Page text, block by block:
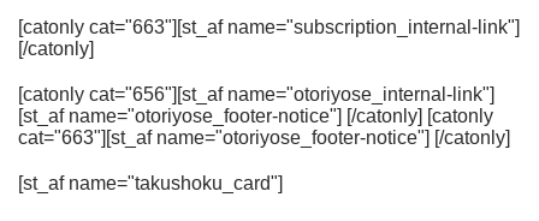
たが、最近では人気レス
トランのシェフが監修し
たメニューや、ダイエッ
トや健康管理など向けに
作られたメニューがある
など、バリエーションは
のは難しくても、冷凍弁
ためのストックとしても
活用できますので、自分
の体調に合わせた使い方
企業である俺の株式会社
が運営する「俺の」シリ
ンラインショップです。
俺のECでは、俺のシリ
ンチとイタリアン、ベー
GREEN SPOON（グリ
がスムージーやスープと
言った形で自宅に届くサ
[catonly cat="663"][st_af name="subscription_internal-link"]
[/catonly]
[catonly cat="656"][st_af name="otoriyose_internal-link"]
[st_af name="otoriyose_footer-notice"] [/catonly] [catonly
cat="663"][st_af name="otoriyose_footer-notice"] [/catonly]
[st_af name="takushoku_card"]